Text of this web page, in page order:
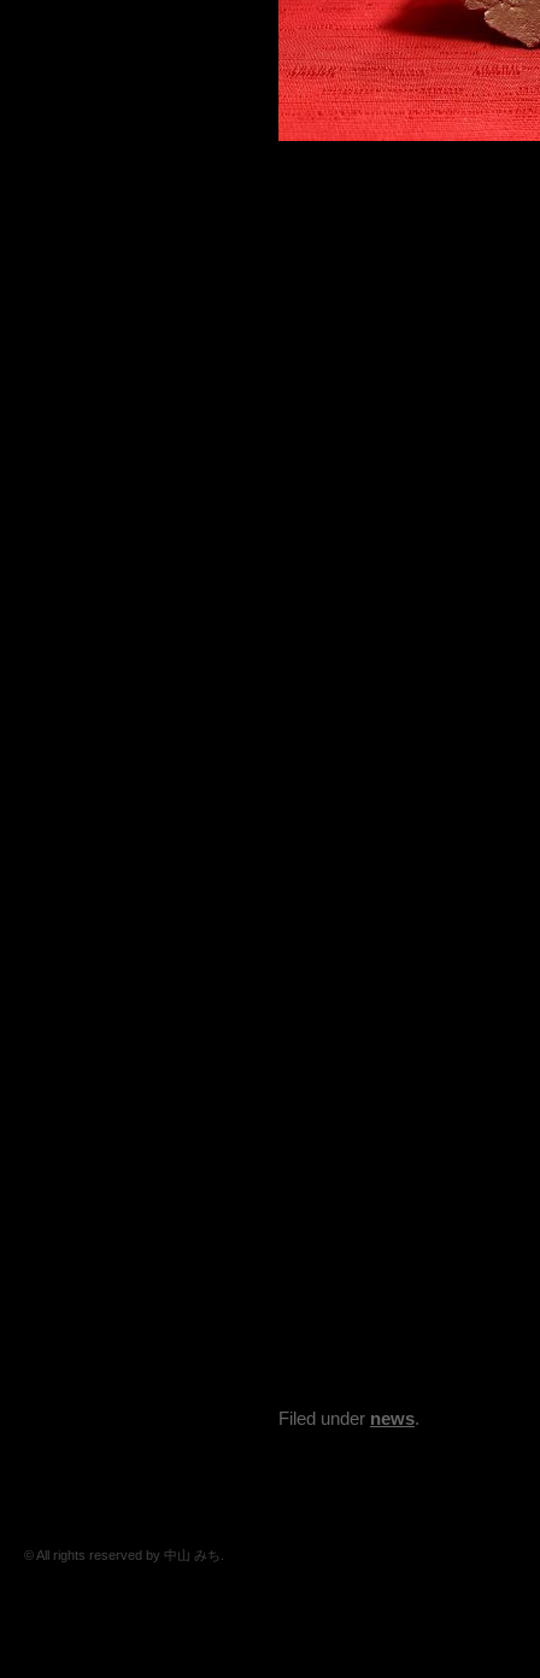
Filed under news.
© All rights reserved by 中山 みち.